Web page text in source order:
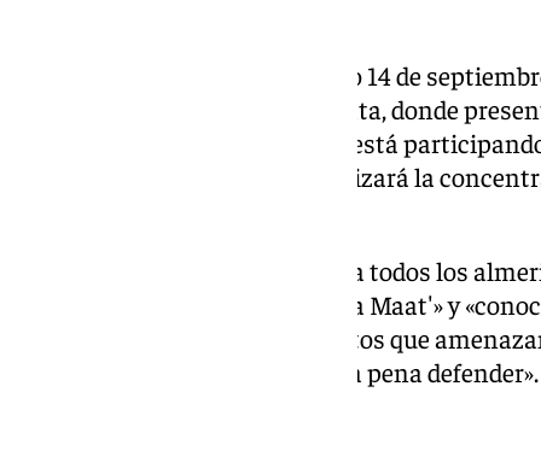
Para cerrar la semana, el sábado 14 de
la reserva marina de Cabo de Gata, donde
conservación marina en el que está
Playa de los Genoveses y se realizará la
En este contexto, han invitado a todos los
Semana Ecologista con el ‘Diosa Maat'» y
medioambientales y los proyectos que
provincia de Almería, que vale la pena defender».